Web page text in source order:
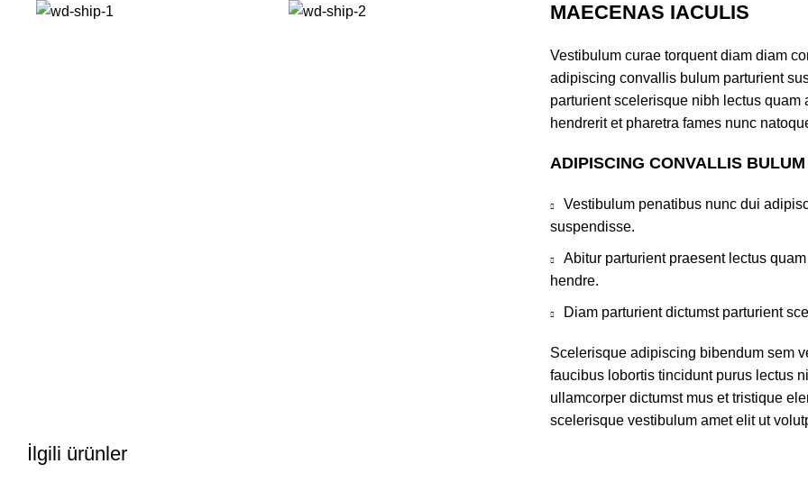
MAECENAS IACULIS
Vestibulum curae torquent diam diam
adipiscing convallis bulum parturient
parturient scelerisque nibh lectus
hendrerit et pharetra fames nunc
ADIPISCING CONVALLIS BULUM
Vestibulum penatibus nunc dui
suspendisse.
Abitur parturient praesent lectus
hendre.
Diam parturient dictumst parturient
Scelerisque adipiscing bibendum sem
faucibus lobortis tincidunt purus lectus
ullamcorper dictumst mus et tristique
scelerisque vestibulum amet elit ut
İlgili ürünler